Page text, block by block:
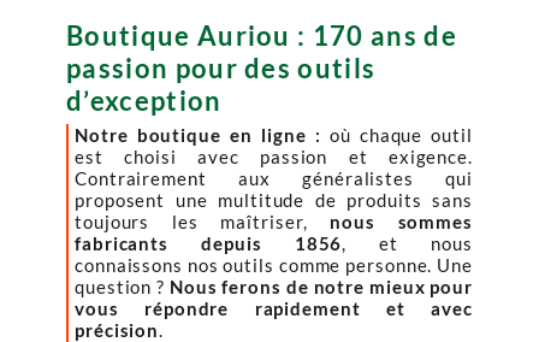
Boutique Auriou : 170 ans de
passion pour des outils
d’exception
Notre boutique en ligne : où chaque outil
est choisi avec passion et exigence.
Contrairement aux généralistes qui
proposent une multitude de produits sans
toujours les maîtriser, nous sommes
fabricants depuis 1856, et nous
connaissons nos outils comme personne. Une
question ? Nous ferons de notre mieux pour
vous répondre rapidement et avec
précision.